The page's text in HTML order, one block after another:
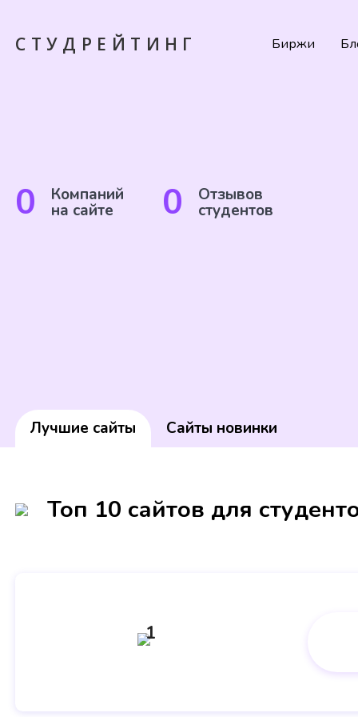
СТУДРЕЙТИНГ Биржи
0 Компаний
на сайте 0 Отзывов
студентов
Лучшие сайты Сайты новинки
Топ 10 сайтов для
1